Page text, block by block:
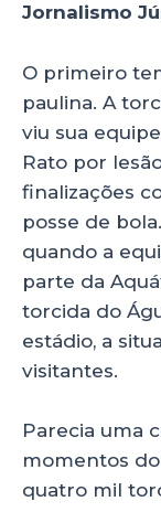
Jornalismo
O primeiro
paulina. A
viu sua
Rato por
finalizações
posse de
quando a
parte da
torcida do
estádio, a
visitantes.
Parecia uma
momentos
quatro mil